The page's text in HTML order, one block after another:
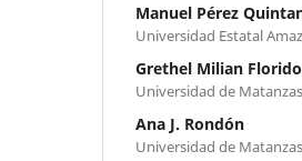
Manuel Pérez
Universidad Estatal
Grethel Milian Florido
Universidad de
Ana J. Rondón
Universidad de